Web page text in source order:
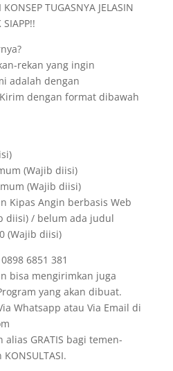
TUGASNYA JELASIN
SIAPP!!
rekan yang ingin
adalah dengan
Kirim dengan format dibawah
(Wajib diisi)
(Wajib diisi)
Kipas Angin berbasis Web
diisi) / belum ada judul
(Wajib diisi)
6851 381
bisa mengirimkan juga
yang akan dibuat.
Whatsapp atau Via Email di
GRATIS bagi temen-